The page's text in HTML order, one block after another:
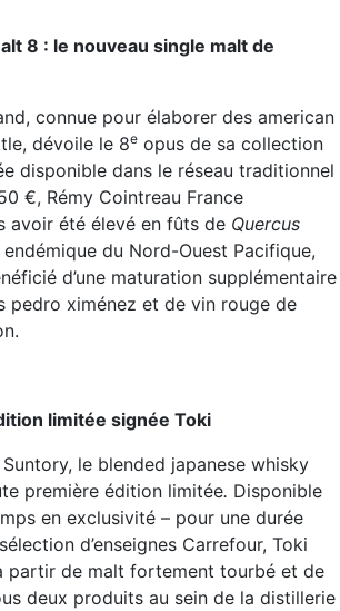
8 : le nouveau single malt de
connue pour élaborer des american
dévoile le 8e opus de sa collection
disponible dans le réseau traditionnel
€, Rémy Cointreau France
avoir été élevé en fûts de Quercus
endémique du Nord-Ouest Pacifique,
d’une maturation supplémentaire
pedro ximénez et de vin rouge de
limitée signée Toki
le blended japanese whisky
première édition limitée. Disponible
en exclusivité – pour une durée
d’enseignes Carrefour, Toki
partir de malt fortement tourbé et de
deux produits au sein de la distillerie